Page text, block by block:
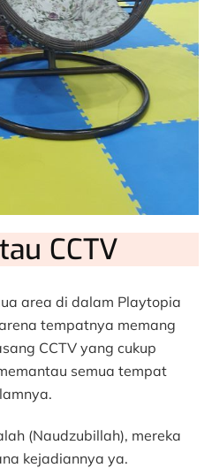
CCTV
area di dalam Playtopia
tempatnya memang
CCTV yang cukup
semua tempat
(Naudzubillah), mereka
kejadiannya ya.